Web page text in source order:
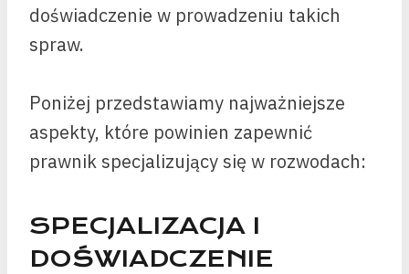
doświadczenie w prowadzeniu takich
spraw.
Poniżej przedstawiamy najważniejsze
aspekty, które powinien zapewnić
prawnik specjalizujący się w rozwodach:
SPECJALIZACJA I
DOŚWIADCZENIE